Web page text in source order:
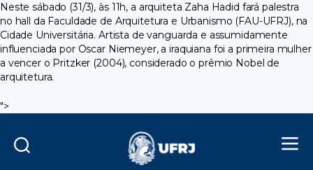
Neste sábado (31/3), às 11h, a arquiteta Zaha Hadid fará palestra
no hall da Faculdade de Arquitetura e Urbanismo (FAU-UFRJ), na
Cidade Universitária. Artista de vanguarda e assumidamente
influenciada por Oscar Niemeyer, a iraquiana foi a primeira mulher
a vencer o Pritzker (2004), considerado o prêmio Nobel de
arquitetura.
">